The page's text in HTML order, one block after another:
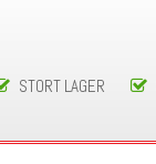
STORT LAGER